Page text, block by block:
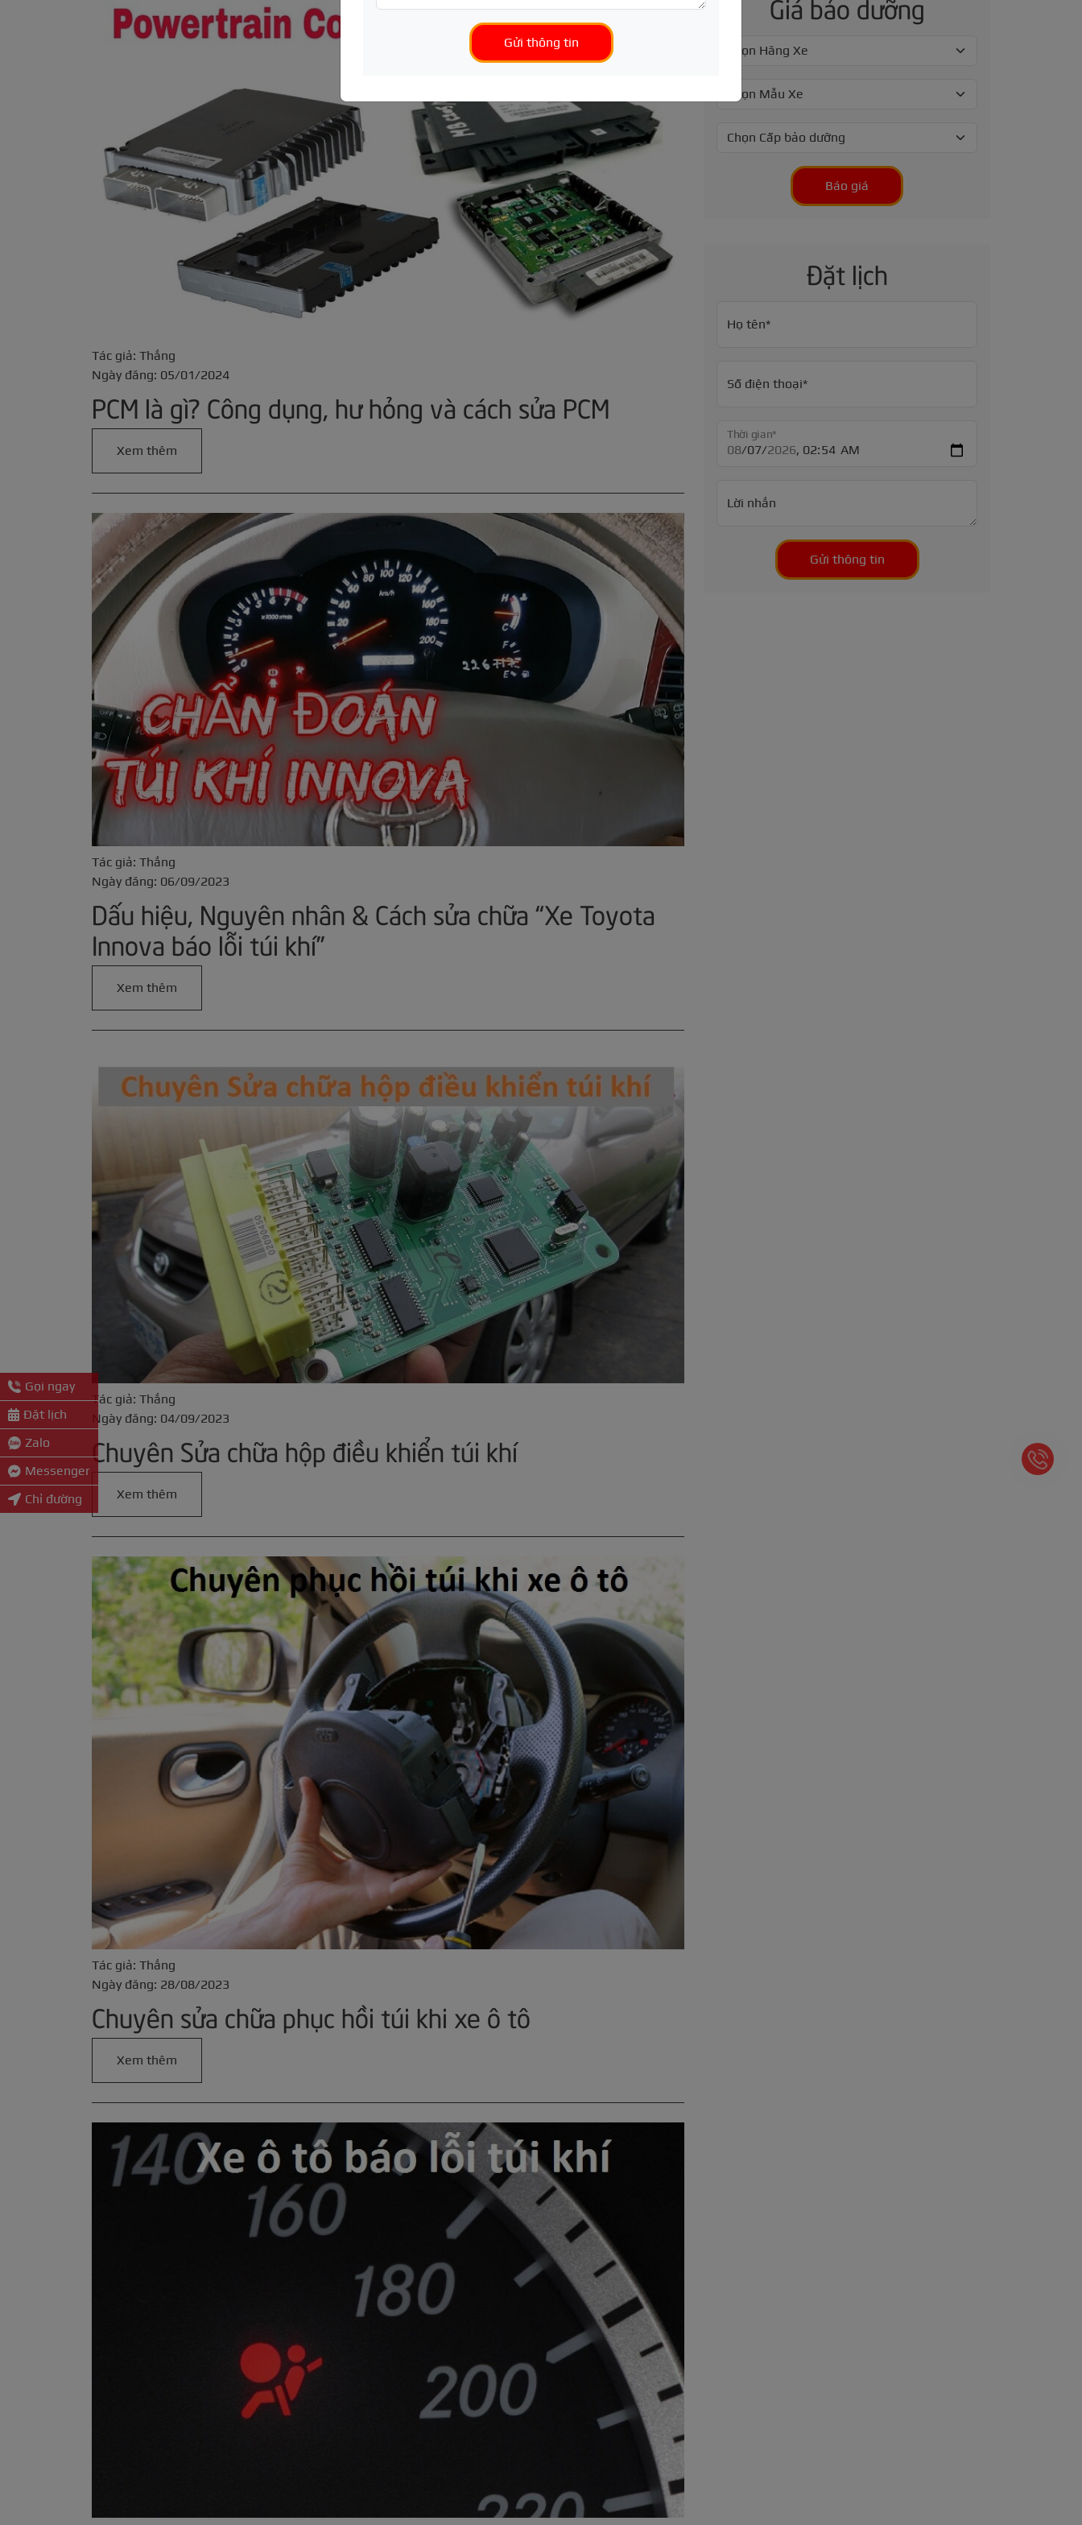
Gửi thông tin
Tác giả: Thắng
Ngày đăng: 05/01/2024
PCM là gì? Công dụng, hư hỏng và cách sửa PCM
Xem thêm
Tác giả: Thắng
Ngày đăng: 06/09/2023
Dấu hiệu, Nguyên nhân & Cách sửa chữa “Xe Toyota
Innova báo lỗi túi khí”
Xem thêm
Tác giả: Thắng
Ngày đăng: 04/09/2023
Chuyên Sửa chữa hộp điều khiển túi khí
Xem thêm
Tác giả: Thắng
Ngày đăng: 28/08/2023
Chuyên sửa chữa phục hồi túi khi xe ô tô
Xem thêm
Giá bảo dưỡng
Báo giá
Đặt lịch
Họ tên*
Số điện thoại*
Thời gian*
Lời nhắn
Gửi thông tin
Gọi ngay
Đặt lịch
Zalo
Messenger
Chỉ đường